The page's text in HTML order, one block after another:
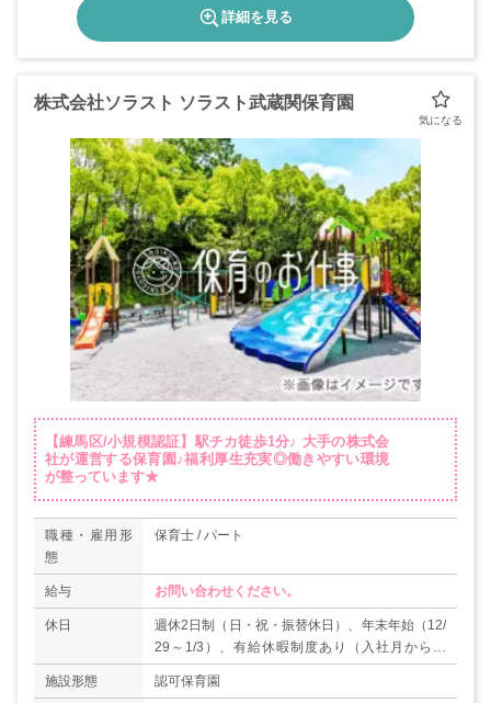
詳細を見る
株式会社ソラスト ソラスト武蔵関保育園
【練馬区/小規模認証】駅チカ徒歩1分♪ 大手の株式会
社が運営する保育園♪福利厚生充実◎働きやすい環境
が整っています★
職種・雇用形
態
保育士 / パート
給与 お問い合わせください。
休日
週休2日制（日・祝・振替休日）、年末年始（12/
29～1/3）、有給休暇制度あり（入社月から付
与）、アニバーサリー休暇制度あり
施設形態 認可保育園